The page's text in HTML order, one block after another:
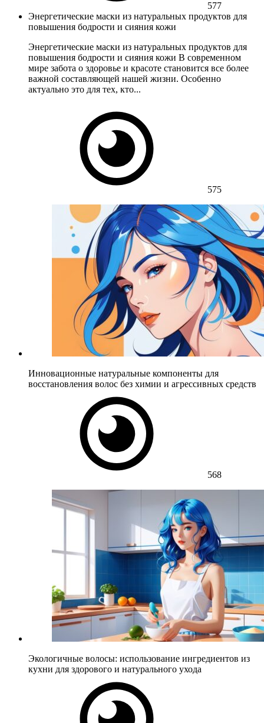
577
Энергетические маски из натуральных продуктов для
повышения бодрости и сияния кожи
Энергетические маски из натуральных продуктов для
повышения бодрости и сияния кожи В современном
мире забота о здоровье и красоте становится все более
важной составляющей нашей жизни. Особенно
актуально это для тех, кто...
575
Инновационные натуральные компоненты для
восстановления волос без химии и агрессивных средств
568
Экологичные волосы: использование ингредиентов из
кухни для здорового и натурального ухода